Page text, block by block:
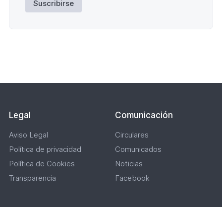
Suscribirse
Legal
Aviso Legal
Política de privacidad
Política de Cookies
Transparencia
Comunicación
Circulares
Comunicados
Noticias
Facebook